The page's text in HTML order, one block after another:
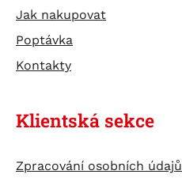
Jak nakupovat
Poptávka
Kontakty
Klientská sekce
Zpracování osobních údajů